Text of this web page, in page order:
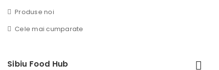
Produse noi
Cele mai cumparate
Sibiu Food Hub